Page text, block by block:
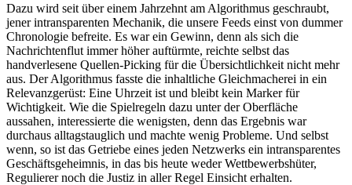
Dazu wird seit über einem Jahrzehnt am Algorithmus geschraubt,
jener intransparenten Mechanik, die unsere Feeds einst von dummer
Chronologie befreite. Es war ein Gewinn, denn als sich die
Nachrichtenflut immer höher auftürmte, reichte selbst das
handverlesene Quellen-Picking für die Übersichtlichkeit nicht mehr
aus. Der Algorithmus fasste die inhaltliche Gleichmacherei in ein
Relevanzgerüst: Eine Uhrzeit ist und bleibt kein Marker für
Wichtigkeit. Wie die Spielregeln dazu unter der Oberfläche
aussahen, interessierte die wenigsten, denn das Ergebnis war
durchaus alltagstauglich und machte wenig Probleme. Und selbst
wenn, so ist das Getriebe eines jeden Netzwerks ein intransparentes
Geschäftsgeheimnis, in das bis heute weder Wettbewerbshüter,
Regulierer noch die Justiz in aller Regel Einsicht erhalten.